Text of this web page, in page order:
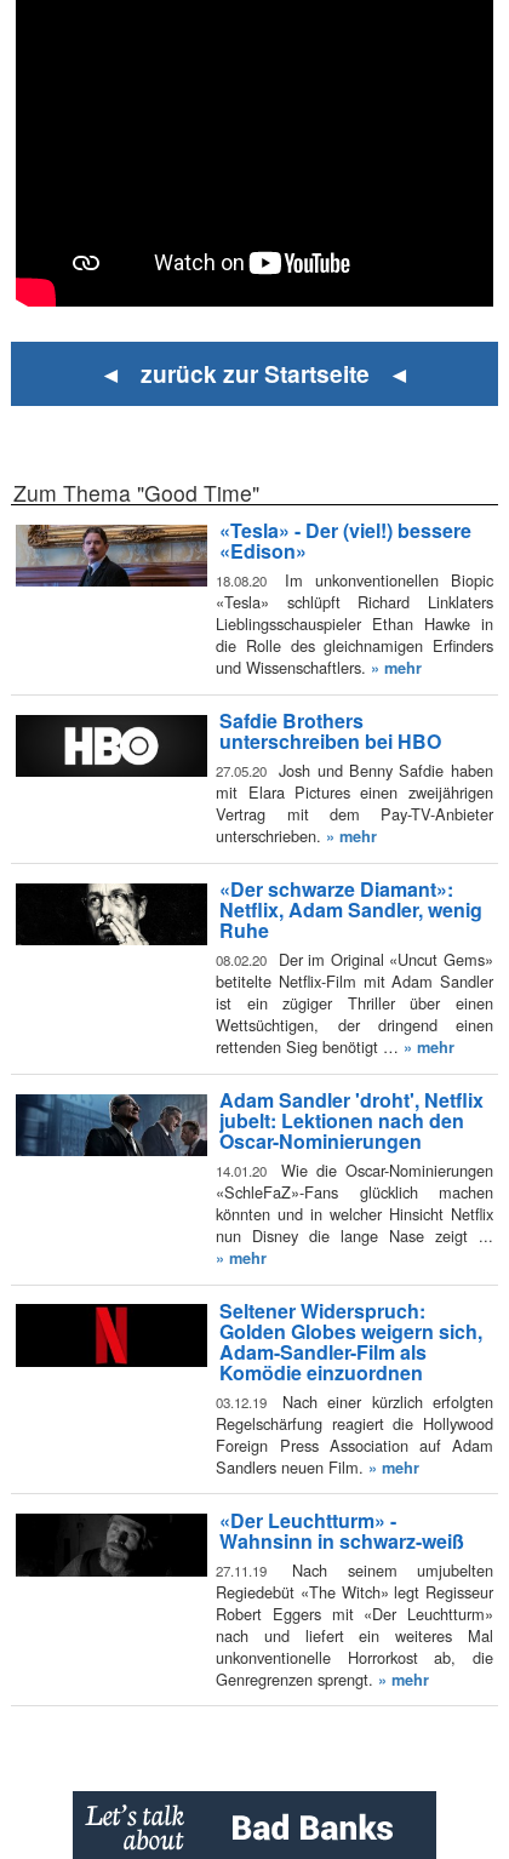
◄ zurück zur Startseite ◄
Zum Thema "Good Time"
«Tesla» - Der (viel!) bessere
«Edison»
18.08.20
Im unkonventionellen Biopic
«Tesla» schlüpft Richard Linklaters
Lieblingsschauspieler Ethan Hawke in
die Rolle des gleichnamigen Erfinders
und Wissenschaftlers. » mehr
Safdie Brothers
unterschreiben bei HBO
27.05.20
Josh und Benny Safdie haben
mit Elara Pictures einen zweijährigen
Vertrag mit dem Pay-TV-Anbieter
unterschrieben. » mehr
«Der schwarze Diamant»:
Netflix, Adam Sandler, wenig
Ruhe
08.02.20
Der im Original «Uncut Gems»
betitelte Netflix-Film mit Adam Sandler
ist ein zügiger Thriller über einen
Wettsüchtigen, der dringend einen
rettenden Sieg benötigt … » mehr
Adam Sandler 'droht', Netflix
jubelt: Lektionen nach den
Oscar-Nominierungen
14.01.20
Wie die Oscar-Nominierungen
«SchleFaZ»-Fans glücklich machen
könnten und in welcher Hinsicht Netflix
nun Disney die lange Nase zeigt ...
» mehr
Seltener Widerspruch:
Golden Globes weigern sich,
Adam-Sandler-Film als
Komödie einzuordnen
03.12.19
Nach einer kürzlich erfolgten
Regelschärfung reagiert die Hollywood
Foreign Press Association auf Adam
Sandlers neuen Film. » mehr
«Der Leuchtturm» -
Wahnsinn in schwarz-weiß
27.11.19
Nach seinem umjubelten
Regiedebüt «The Witch» legt Regisseur
Robert Eggers mit «Der Leuchtturm»
nach und liefert ein weiteres Mal
unkonventionelle Horrorkost ab, die
Genregrenzen sprengt. » mehr